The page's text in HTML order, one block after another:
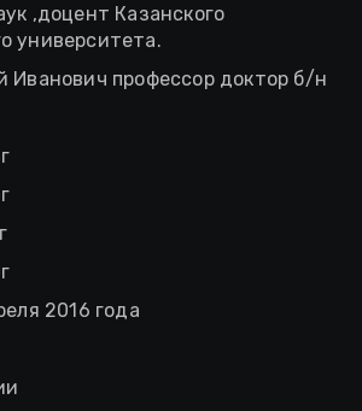
,доцент Казанского
университета.
Иванович профессор доктор б/н
2016 года